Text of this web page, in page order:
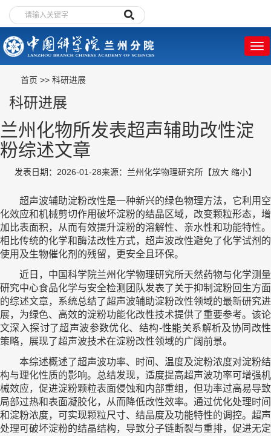
首页 >> 科研进展
科研进展
兰州化物所发表超声辅助改性淀
粉综述文章
发表日期：2026-01-28来源：兰州化学物理研究所 【放大 缩小】
超声波辅助淀粉改性是一种新兴的绿色物理方法，它利用空
化效应和机械剪切作用破坏淀粉的结晶区域，改变颗粒形态，增
加比表面积，从而有效提升淀粉的溶解性、亲水性和功能特性。
相比传统的化学和酶法改性方式，超声波改性避免了化学试剂的
使用及生物催化剂的残留，更安全且环保。
近日，中国科学院兰州化学物理研究所天然药物与化学测量
研究中心食品化学与安全检测团队发表了关于抑制淀粉回生方面
的综述文章，系统总结了超声波辅助淀粉改性领域的最新研究进
展，为绿色、高效的淀粉功能化改性技术提供了重要参考。该论
文深入探讨了超声波参数优化、结构-性能关系解析及协同改性
策略，展现了超声波技术在淀粉改性领域的广阔前景。
本综述概述了超声波功率、时间、温度及淀粉浓度对淀粉结
构与理化性质的影响。总结发现，适度提高超声波功率可增强机
械效应，促进淀粉颗粒表面侵蚀和内部重组，但功率过高易导致
局部过热和表面凝胶化，从而降低改性效率。通过优化处理时间
和淀粉浓度，可实现颗粒尺寸、结晶度及功能特性的调控。超声
处理可破坏淀粉的结晶结构，导致分子链断裂与重排，促进无定